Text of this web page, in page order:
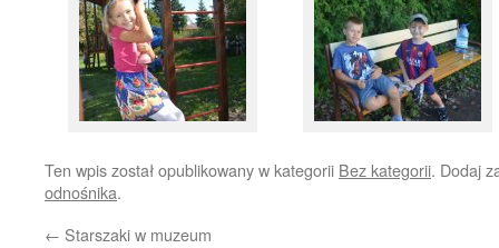
Ten wpis został opublikowany w kategorii Bez kategorii. Dodaj
odnośnika.
← Starszaki w muzeum